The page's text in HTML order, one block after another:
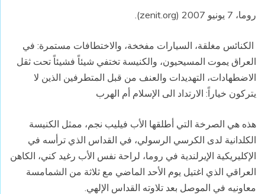
روما، 7 يونيو 2007 (zenit.org).
الكنائس مغلقة، السيارات مفخخة، والاختطافات مستمرة: في
العراق يموت المسيحيون، والكنيسة تختفي شيئاً فشيئاً تحت ثقل
الاضطهادات، التهديدات والعنف من قبل المتطرفين الذين لا
يتركون خياراً: الارتداد الى الإسلام أم الهرب
هذه هي الصرخة التي أطلقها الأب فيليب نجم، ممثل الكنيسة
الكلدانية لدى الكرسي الرسولي، في القداس الذي ترأسه في
الإكليريكية الإيرلندية في روما، لراحة نفس الأب رغيد كني، الكاهن
العراقي الذي اغتيل يوم الأحد الماضي مع ثلاثة من الشمامسة
معاونيه في الموصل بعد تلاوته القداس الإلهي.